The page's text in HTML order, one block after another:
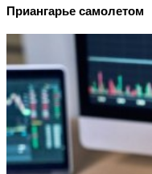
Приангарье самолетом